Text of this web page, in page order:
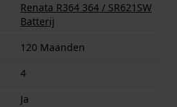
Renata R364 364 / SR621SW
Batterij
120 Maanden
4
Ja